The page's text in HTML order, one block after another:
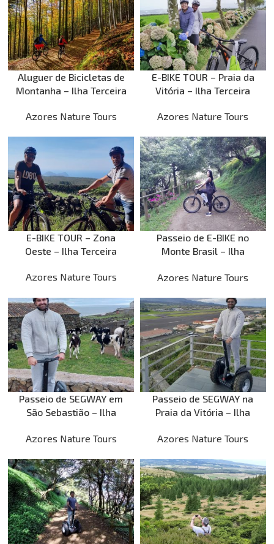
Aluguer de Bicicletas de
Montanha – Ilha Terceira
Azores Nature Tours
E-BIKE TOUR – Praia da
Vitória – Ilha Terceira
Azores Nature Tours
E-BIKE TOUR – Zona
Oeste – Ilha Terceira
Azores Nature Tours
Passeio de E-BIKE no
Monte Brasil – Ilha
Azores Nature Tours
Passeio de SEGWAY em
São Sebastião – Ilha
Azores Nature Tours
Passeio de SEGWAY na
Praia da Vitória – Ilha
Azores Nature Tours